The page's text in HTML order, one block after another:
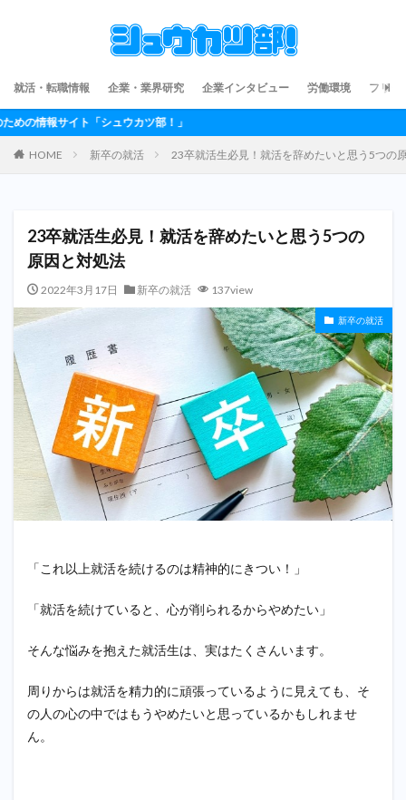
就活・転職情報 企業・業界研究 企業インタビュー 労働環境 フリー
「シュウカツ部！」
HOME 新卒の就活 23卒就活生必見！就活を辞めたいと思う5つの
23卒就活生必見！就活を辞めたいと思う5つの
原因と対処法
2022年3月17日 新卒の就活 137view
新卒の就活
「これ以上就活を続けるのは精神的にきつい！」
「就活を続けていると、心が削られるからやめたい」
そんな悩みを抱えた就活生は、実はたくさんいます。
周りからは就活を精力的に頑張っているように見えても、そ
の人の心の中ではもうやめたいと思っているかもしれませ
ん。